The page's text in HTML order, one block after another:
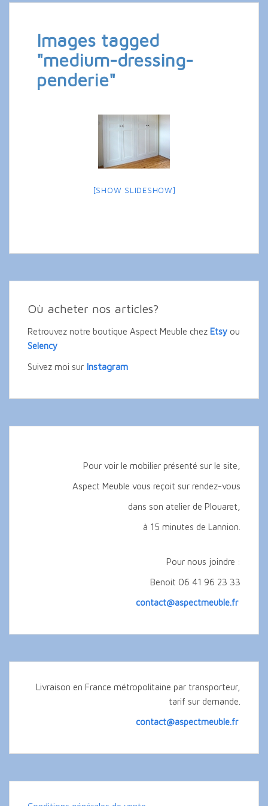
Images tagged
"medium-dressing-
penderie"
[SHOW SLIDESHOW]
Où acheter nos articles?
Retrouvez notre boutique Aspect Meuble chez Etsy ou
Selency
Suivez moi sur Instagram
Pour voir le mobilier présenté sur le site,
Aspect Meuble vous reçoit sur rendez-vous
dans son atelier de Plouaret,
à 15 minutes de Lannion.
Pour nous joindre :
Benoit 06 41 96 23 33
contact@aspectmeuble.fr
Livraison en France métropolitaine par transporteur,
tarif sur demande.
contact@aspectmeuble.fr